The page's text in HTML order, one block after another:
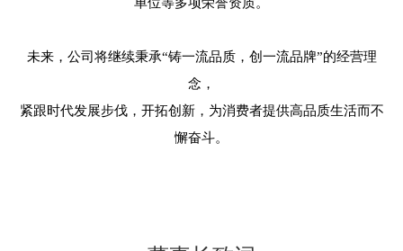
未来，公司将继续秉承“铸一流品质，创一流品牌”的经营理
念，
紧跟时代发展步伐，开拓创新，为消费者提供高品质生活而不
懈奋斗。